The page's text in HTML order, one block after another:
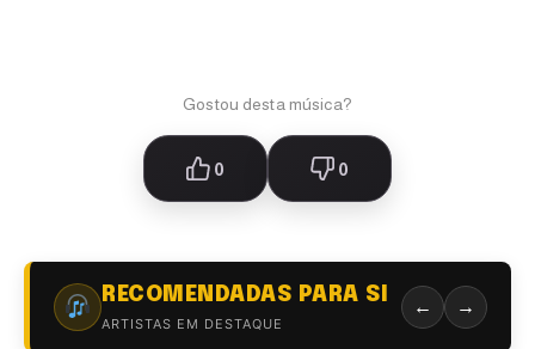
Gostou desta música?
0 0
RECOMENDADAS PARA SI
ARTISTAS EM DESTAQUE
← →